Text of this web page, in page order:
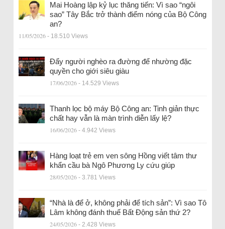
Mai Hoàng lập kỷ lục thăng tiến: Vì sao “ngôi
sao” Tây Bắc trở thành điểm nóng của Bộ Công
an?
11/05/2026 - 18.510 Views
Đẩy người nghèo ra đường để nhường đặc
quyền cho giới siêu giàu
17/06/2026 - 14.529 Views
Thanh lọc bộ máy Bộ Công an: Tinh giản thực
chất hay vẫn là màn trình diễn lấy lệ?
16/06/2026 - 4.942 Views
Hàng loạt trẻ em ven sông Hồng viết tâm thư
khẩn cầu bà Ngô Phương Ly cứu giúp
28/05/2026 - 3.781 Views
“Nhà là để ở, không phải để tích sản”: Vì sao Tô
Lâm không đánh thuế Bất Động sản thứ 2?
24/05/2026 - 2.428 Views